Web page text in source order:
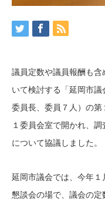
議員定数や議員報酬も
いて検討する「延岡市
委員長、委員７人）の
１委員会室で開かれ、
について協議しました。
延岡市議会では、今年
懇談会の場で、議会の